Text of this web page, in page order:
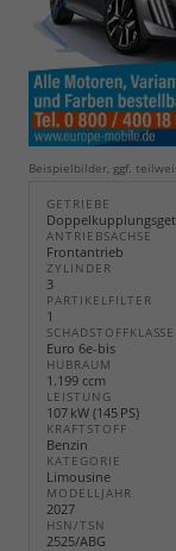
Beispielbilder, ggf.
GETRIEBE
ANTRIEBSACHSE
Frontantrieb
ZYLINDER
3
PARTIKELFILTER
1
SCHADSTOFFKLASSE
Euro 6e-bis
HUBRAUM
1.199 ccm
LEISTUNG
107 kW (145 PS)
KRAFTSTOFF
Benzin
KATEGORIE
Limousine
MODELLJAHR
2027
HSN/TSN
2525/ABG